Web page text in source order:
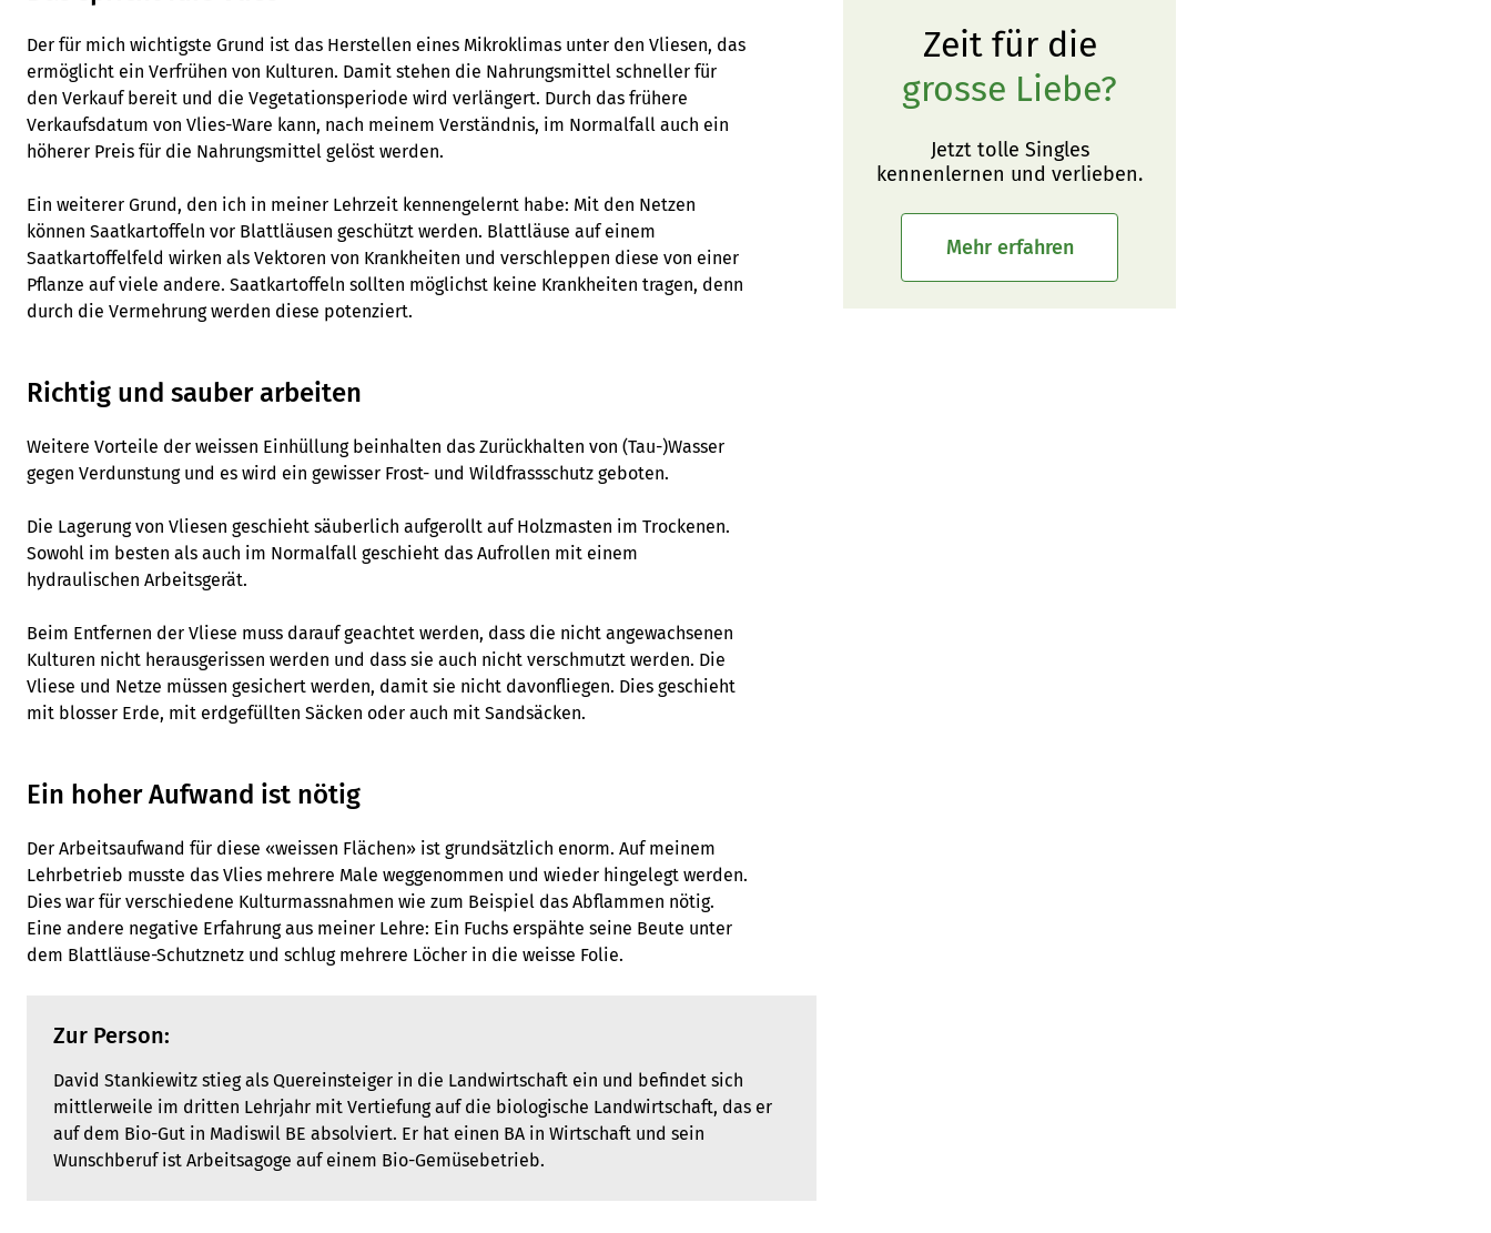
Der für mich wichtigste Grund ist das Herstellen eines Mikroklimas unter den Vliesen, das
ermöglicht ein Verfrühen von Kulturen. Damit stehen die Nahrungsmittel schneller für
den Verkauf bereit und die Vegetationsperiode wird verlängert. Durch das frühere
Verkaufsdatum von Vlies-Ware kann, nach meinem Verständnis, im Normalfall auch ein
höherer Preis für die Nahrungsmittel gelöst werden.
Ein weiterer Grund, den ich in meiner Lehrzeit kennengelernt habe: Mit den Netzen
können Saatkartoffeln vor Blattläusen geschützt werden. Blattläuse auf einem
Saatkartoffelfeld wirken als Vektoren von Krankheiten und verschleppen diese von einer
Pflanze auf viele andere. Saatkartoffeln sollten möglichst keine Krankheiten tragen, denn
durch die Vermehrung werden diese potenziert.
Richtig und sauber arbeiten
Weitere Vorteile der weissen Einhüllung beinhalten das Zurückhalten von (Tau-)Wasser
gegen Verdunstung und es wird ein gewisser Frost- und Wildfrassschutz geboten.
Die Lagerung von Vliesen geschieht säuberlich aufgerollt auf Holzmasten im Trockenen.
Sowohl im besten als auch im Normalfall geschieht das Aufrollen mit einem
hydraulischen Arbeitsgerät.
Beim Entfernen der Vliese muss darauf geachtet werden, dass die nicht angewachsenen
Kulturen nicht herausgerissen werden und dass sie auch nicht verschmutzt werden. Die
Vliese und Netze müssen gesichert werden, damit sie nicht davonfliegen. Dies geschieht
mit blosser Erde, mit erdgefüllten Säcken oder auch mit Sandsäcken.
Ein hoher Aufwand ist nötig
Der Arbeitsaufwand für diese «weissen Flächen» ist grundsätzlich enorm. Auf meinem
Lehrbetrieb musste das Vlies mehrere Male weggenommen und wieder hingelegt werden.
Dies war für verschiedene Kulturmassnahmen wie zum Beispiel das Abflammen nötig.
Eine andere negative Erfahrung aus meiner Lehre: Ein Fuchs erspähte seine Beute unter
dem Blattläuse-Schutznetz und schlug mehrere Löcher in die weisse Folie.
Zur Person:
David Stankiewitz stieg als Quereinsteiger in die Landwirtschaft ein und befindet sich
mittlerweile im dritten Lehrjahr mit Vertiefung auf die biologische Landwirtschaft, das er
auf dem Bio-Gut in Madiswil BE absolviert. Er hat einen BA in Wirtschaft und sein
Wunschberuf ist Arbeitsagoge auf einem Bio-Gemüsebetrieb.
Zeit für die
grosse Liebe?
Jetzt tolle Singles
kennenlernen und verlieben.
Mehr erfahren